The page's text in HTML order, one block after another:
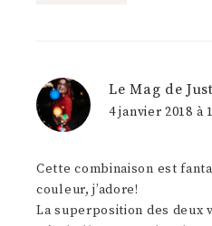
Le Mag de
4 janvier 2018 à
Cette combinaison est
couleur, j’adore!
La superposition des deux